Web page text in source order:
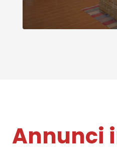
Annunci